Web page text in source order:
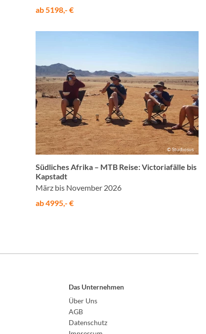
ab 5198,- €
© Studiosus
Südliches Afrika – MTB Reise: Victoriafälle bis
Kapstadt
März bis November 2026
ab 4995,- €
Das Unternehmen
Über Uns
AGB
Datenschutz